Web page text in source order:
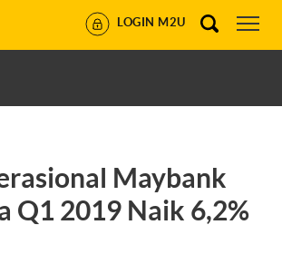
LOGIN M2U
Maybank
Q1 2019 Naik 6,2%